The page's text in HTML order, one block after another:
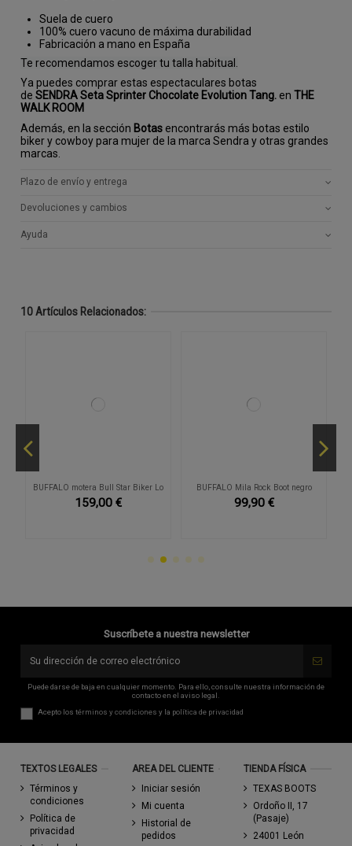
Suela de cuero
100% cuero vacuno de máxima durabilidad
Fabricación a mano en España
Te recomendamos escoger tu talla habitual.
Ya puedes comprar estas espectaculares botas
deSENDRA Seta Sprinter Chocolate Evolution Tang. enTHE
WALK ROOM
Además, en la sección Botas encontrarás más botas estilo
biker y cowboy para mujer de la marca Sendra y otras grandes
marcas.
Plazo de envío y entrega
Devoluciones y cambios
Ayuda
10 Artículos Relacionados:
BUFFALO motera Bull Star Biker Lo
159,00 €
BUFFALO Mila Rock Boot negro
99,90 €
Suscríbete a nuestra newsletter
Puede darse de baja en cualquier momento. Para ello, consulte nuestra información de
contacto en el aviso legal.
Acepto lostérminos y condiciones y la política de privacidad
TEXTOS LEGALES
Términos y
condiciones
Política de
privacidad
AREA DEL CLIENTE
Iniciar sesión
Mi cuenta
Historial de
pedidos
TIENDA FÍSICA
TEXAS BOOTS
Ordoño II, 17
(Pasaje)
24001 León